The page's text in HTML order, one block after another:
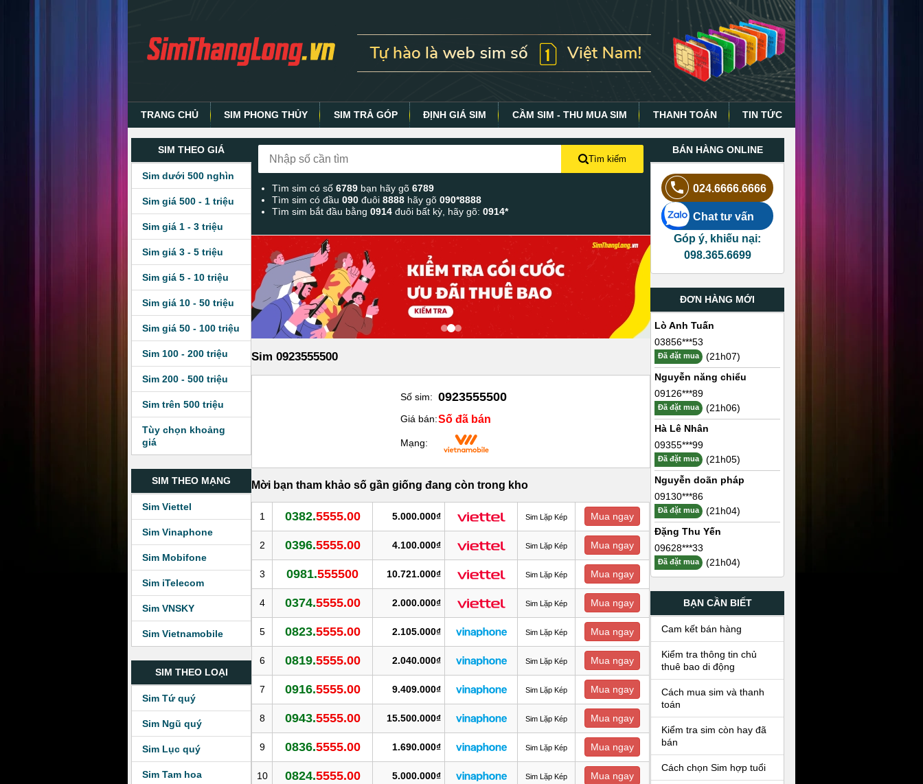
TRANG CHỦ SIM PHONG THỦY SIM TRẢ GÓP ĐỊNH GIÁ SIM CẦM SIM - THU MUA SIM THANH TOÁN TIN TỨC
SIM THEO GIÁ
Sim dưới 500 nghìn
Sim giá 500 - 1 triệu
Sim giá 1 - 3 triệu
Sim giá 3 - 5 triệu
Sim giá 5 - 10 triệu
Sim giá 10 - 50 triệu
Sim giá 50 - 100 triệu
Sim 100 - 200 triệu
Sim 200 - 500 triệu
Sim trên 500 triệu
Tùy chọn khoảng
giá
SIM THEO MẠNG
Sim Viettel
Sim Vinaphone
Sim Mobifone
Sim iTelecom
Sim VNSKY
Sim Vietnamobile
SIM THEO LOẠI
Sim Tứ quý
Sim Ngũ quý
Sim Lục quý
Sim Tam hoa
Tìm kiếm
Tìm sim có số6789 bạn hãy gõ6789
Tìm sim có đầu090đuôi8888 hãy gõ090*8888
Tìm sim bắt đầu bằng0914 đuôi bất kỳ, hãy gõ:0914*
Sim 0923555500
Số sim: 0923555500
Giá bán:Số đã bán
Mạng:
Mời bạn tham khảo số gần giống đang còn trong kho
1 0382.5555.00 5.000.000₫ Sim Lặp Kép Mua ngay
2 0396.5555.00 4.100.000₫ Sim Lặp Kép Mua ngay
3 0981.555500 10.721.000₫ Sim Lặp Kép Mua ngay
4 0374.5555.00 2.000.000₫ Sim Lặp Kép Mua ngay
5 0823.5555.00 2.105.000₫ Sim Lặp Kép Mua ngay
6 0819.5555.00 2.040.000₫ Sim Lặp Kép Mua ngay
7 0916.5555.00 9.409.000₫ Sim Lặp Kép Mua ngay
8 0943.5555.00 15.500.000₫ Sim Lặp Kép Mua ngay
9 0836.5555.00 1.690.000₫ Sim Lặp Kép Mua ngay
10 0824.5555.00 5.000.000₫ Sim Lặp Kép Mua ngay
BÁN HÀNG ONLINE
024.6666.6666
Chat tư vấn
Góp ý, khiếu nại:
098.365.6699
ĐƠN HÀNG MỚI
Lò Anh Tuấn
03856***53
Đã đặt mua
(21h07)
Nguyễn năng chiểu
09126***89
Đã đặt mua
(21h06)
Hà Lê Nhân
09355***99
Đã đặt mua
(21h05)
Nguyễn doãn pháp
09130***86
Đã đặt mua
(21h04)
Đặng Thu Yến
09628***33
Đã đặt mua (21h04)
BẠN CẦN BIẾT
Cam kết bán hàng
Kiểm tra thông tin chủ
thuê bao di động
Cách mua sim và thanh
toán
Kiểm tra sim còn hay đã
bán
Cách chọn Sim hợp tuổi